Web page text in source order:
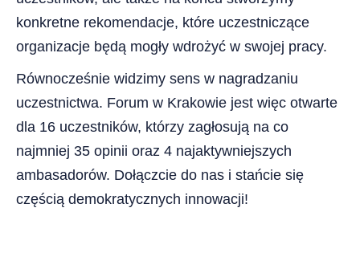
konkretne rekomendacje, które uczestniczące
organizacje będą mogły wdrożyć w swojej pracy.
Równocześnie widzimy sens w nagradzaniu
uczestnictwa. Forum w Krakowie jest więc otwarte
dla 16 uczestników, którzy zagłosują na co
najmniej 35 opinii oraz 4 najaktywniejszych
ambasadorów. Dołączcie do nas i stańcie się
częścią demokratycznych innowacji!